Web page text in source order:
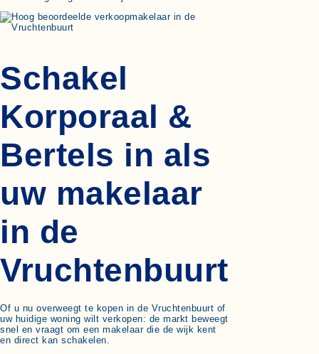
Schakel
Korporaal &
Bertels in als
uw makelaar
in de
Vruchtenbuurt
Of u nu overweegt te kopen in de Vruchtenbuurt of
uw huidige woning wilt verkopen: de markt beweegt
snel en vraagt om een makelaar die de wijk kent
en direct kan schakelen.